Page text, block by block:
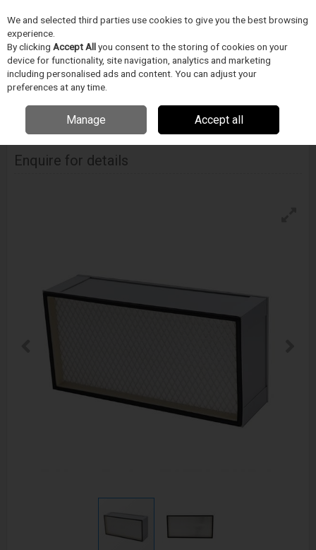
Skip to content
Menu
Home ELEKTRONIKA GYÁRTÁS/FORRASZTÁSTECHNIKA
Fm-Bvx200 Foszuro, Hepa 99.97% / Szén
Enquire for details
We and selected third parties use cookies to give you the best browsing
experience.
By clicking Accept Allyou consent to the storing of cookies on your
device for functionality, site navigation, analytics and marketing
including personalised ads and content. You can adjust your
preferences at any time.
Manage Accept all